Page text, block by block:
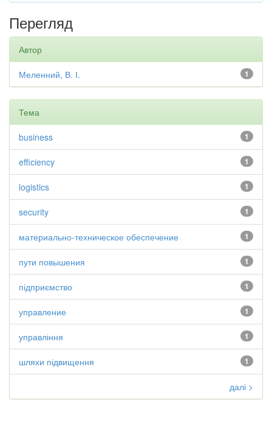
Перегляд
Автор
1
Меленний, В. І.
Тема
1
business
1
efficiency
1
logistics
1
security
1
материально-техническое обеспечение
1
пути повышения
1
підприємство
1
управление
1
управління
1
шляхи підвищення
далі >